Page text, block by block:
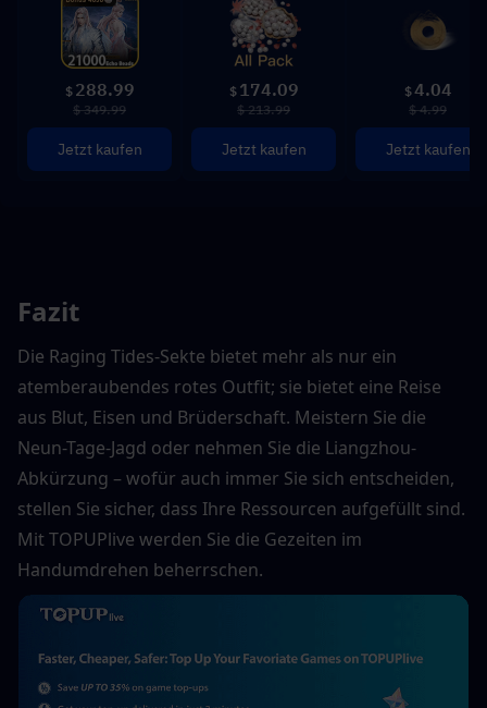
$ 288.99
$ 349.99
Jetzt kaufen
$ 174.09
$ 213.99
Jetzt kaufen
$4.04
$ 4.99
Jetzt kaufen
Fazit
Die Raging Tides-Sekte bietet mehr als nur ein
atemberaubendes rotes Outfit; sie bietet eine Reise
aus Blut, Eisen und Brüderschaft. Meistern Sie die
Neun-Tage-Jagd oder nehmen Sie die Liangzhou-
Abkürzung – wofür auch immer Sie sich entscheiden,
stellen Sie sicher, dass Ihre Ressourcen aufgefüllt sind.
Mit TOPUPlive werden Sie die Gezeiten im
Handumdrehen beherrschen.